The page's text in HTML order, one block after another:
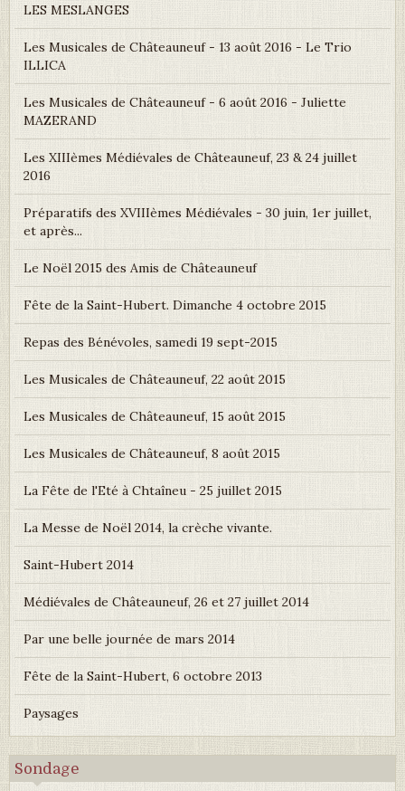
LES MESLANGES
Les Musicales de Châteauneuf - 13 août 2016 - Le Trio
ILLICA
Les Musicales de Châteauneuf - 6 août 2016 - Juliette
MAZERAND
Les XIIIèmes Médiévales de Châteauneuf, 23 & 24 juillet
2016
Préparatifs des XVIIIèmes Médiévales - 30 juin, 1er juillet,
et après...
Le Noël 2015 des Amis de Châteauneuf
Fête de la Saint-Hubert. Dimanche 4 octobre 2015
Repas des Bénévoles, samedi 19 sept-2015
Les Musicales de Châteauneuf, 22 août 2015
Les Musicales de Châteauneuf, 15 août 2015
Les Musicales de Châteauneuf, 8 août 2015
La Fête de l'Eté à Chtaîneu - 25 juillet 2015
La Messe de Noël 2014, la crèche vivante.
Saint-Hubert 2014
Médiévales de Châteauneuf, 26 et 27 juillet 2014
Par une belle journée de mars 2014
Fête de la Saint-Hubert, 6 octobre 2013
Paysages
Sondage